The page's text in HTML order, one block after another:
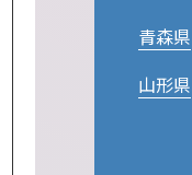
青森県
山形県